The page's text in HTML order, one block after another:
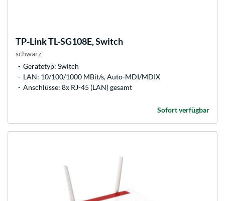
TP-LinkTL-SG108E, Switch
schwarz
Gerätetyp: Switch
LAN: 10/100/1000 MBit/s, Auto-MDI/MDIX
Anschlüsse: 8x RJ-45 (LAN) gesamt
Sofort verfügbar